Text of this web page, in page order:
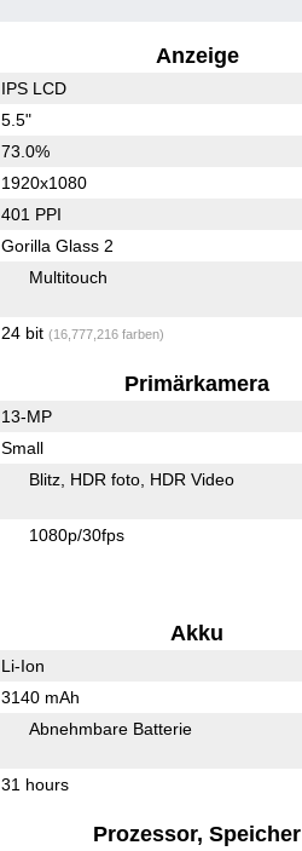
Anzeige
IPS LCD
5.5"
73.0%
1920x1080
401 PPI
Gorilla Glass 2
Multitouch
24 bit (16,777,216 farben)
Primärkamera
13-MP
Small
Blitz HDR foto HDR Video
1080p/30fps
Akku
Li-Ion
3140 mAh
Abnehmbare Batterie
31 hours
Prozessor, Speicher